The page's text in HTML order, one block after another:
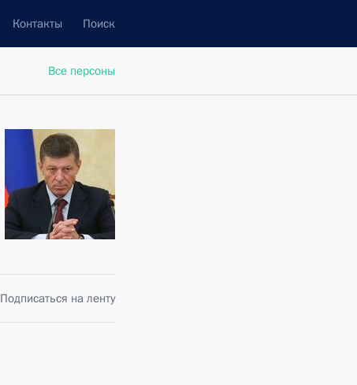
Контакты Поиск
Все персоны
Подписаться на ленту